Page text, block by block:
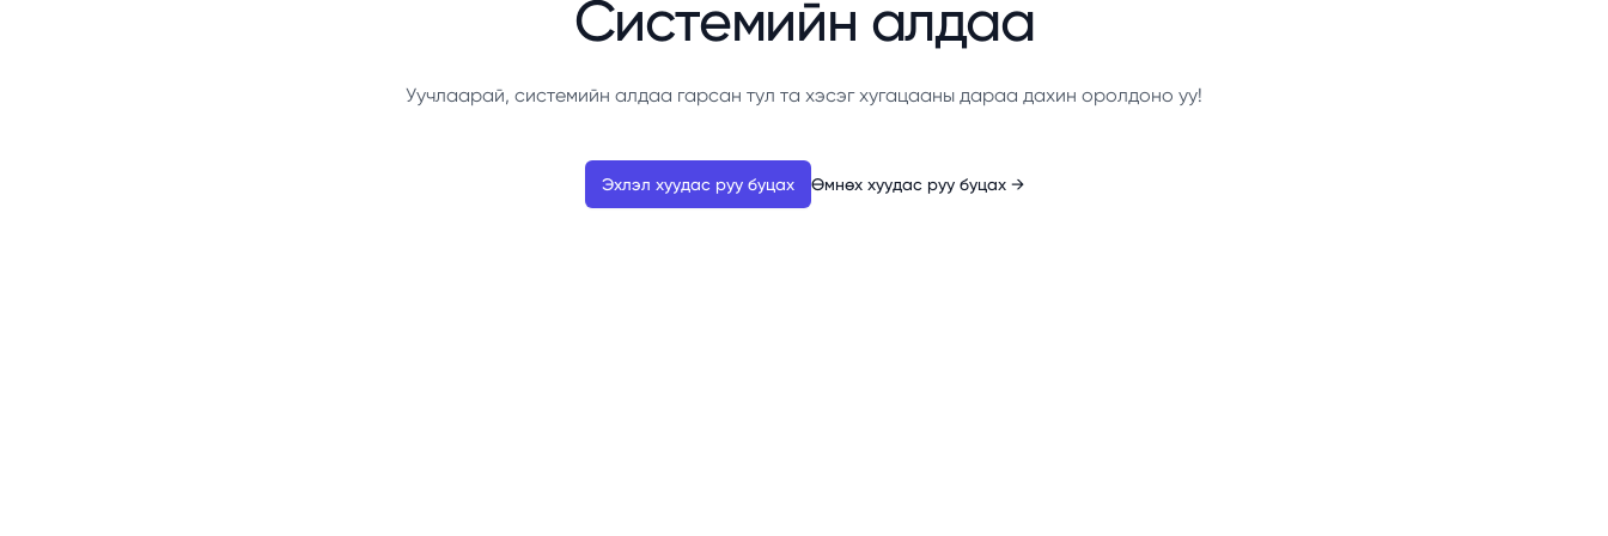
Системийн алдаа
Уучлаарай, системийн алдаа гарсан тул та хэсэг хугацааны дараа дахин оролдоно уу!
Эхлэл хуудас руу буцах Өмнөх хуудас руу буцах →